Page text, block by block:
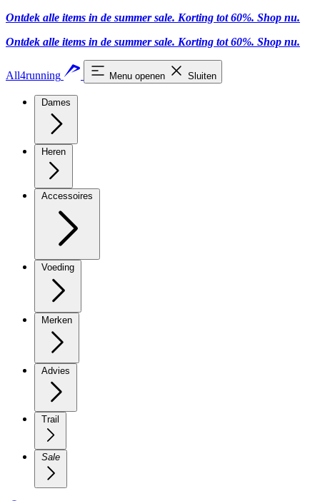
Ontdek alle items in de summer sale. Korting tot 60%. Shop nu.
Ontdek alle items in de summer sale. Korting tot 60%. Shop nu.
All4running Menu openen Sluiten
Dames
Heren
Accessoires
Voeding
Merken
Advies
Trail
Sale